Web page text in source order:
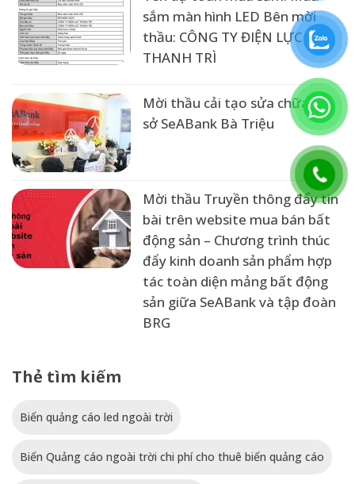
sắm màn hình LED Bên mời
thầu: CÔNG TY ĐIỆN LỰC
THANH TRÌ
Mời thầu cải tạo sửa chữa trụ
sở SeABank Bà Triệu
Mời thầu Truyền thông đẩy tin
bài trên website mua bán bất
động sản – Chương trình thúc
đẩy kinh doanh sản phẩm hợp
tác toàn diện mảng bất động
sản giữa SeABank và tập đoàn
BRG
Thẻ tìm kiếm
Biển quảng cáo led ngoài trời
Biển Quảng cáo ngoài trời chi phí cho thuê biển quảng cáo